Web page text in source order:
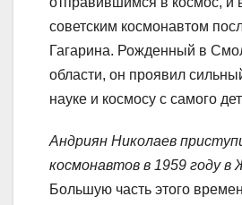
советским космонавтом
Гагарина. Рожденный в
области, он проявил
науке и космосу с самого
Андриян Николаев
космонавтов в 1959 году в
Большую часть этого